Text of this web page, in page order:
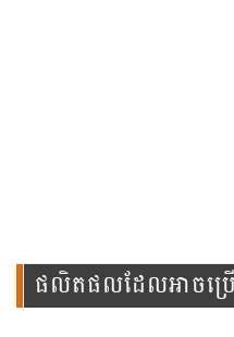
ផលិតផលដែលអាចប្រើ